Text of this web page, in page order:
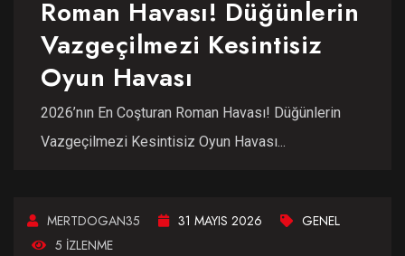
Roman Havası! Düğünlerin
Vazgeçilmezi Kesintisiz
Oyun Havası
2026’nın En Coşturan Roman Havası! Düğünlerin
Vazgeçilmezi Kesintisiz Oyun Havası...
MERTDOGAN35 31 MAYIS 2026
GENEL
5 IZLENME